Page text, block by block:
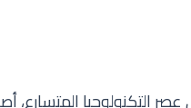
التكنولوجيا